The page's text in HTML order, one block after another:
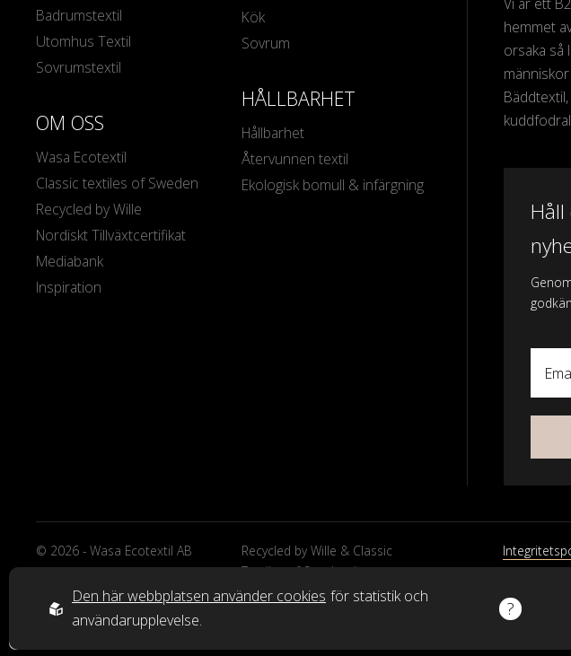
Badrumstextil
Utomhus Textil
Sovrumstextil
OM OSS
Wasa Ecotextil
Classic textiles of Sweden
Recycled by Wille
Nordiskt Tillväxtcertifikat
Mediabank
Inspiration
Kök
Sovrum
HÅLLBARHET
Hållbarhet
Återvunnen textil
Ekologisk bomull & infärgning
hemmet
orsaka så
© 2026 - Wasa Ecotextil AB
Recycled by Wille & Classic
Textiles of Sweden är
varumärken från Wasa Ecotextil
Den här webbplatsen använder cookies för statistik och
användarupplevelse.